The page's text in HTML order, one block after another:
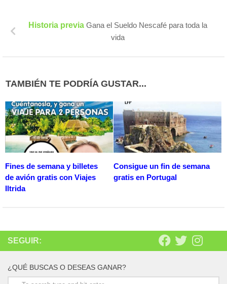
Historia previa Gana el Sueldo Nescafé para toda la
vida
TAMBIÉN TE PODRÍA GUSTAR...
Fines de semana y billetes
de avión gratis con Viajes
Iltrida
Consigue un fin de semana
gratis en Portugal
SEGUIR:
¿QUÉ BUSCAS O DESEAS GANAR?